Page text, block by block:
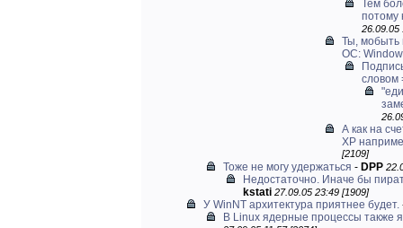
Тем
потому
26.09.05
Ты, мобыть
ОС:
словом
А как на
XP
[2109]
Тоже не могу удержаться - DPP
Недостаточно. Иначе бы
kstati 27.09.05 23:49 [1909]
У WinNT архитектура приятнее будет.
В Linux ядерные процессы также